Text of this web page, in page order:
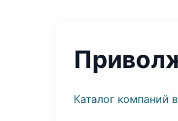
Каталог компаний